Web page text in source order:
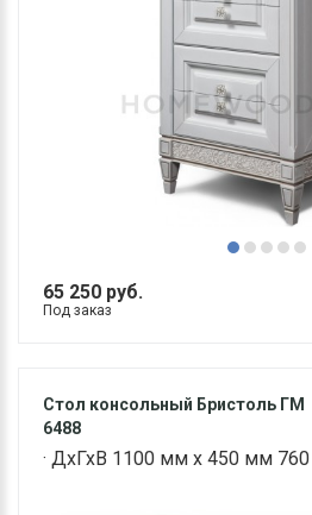
65 250 руб.
Под заказ
Стол консольный Бристоль ГМ
6488
· ДхГхВ 1100 мм х 450 мм